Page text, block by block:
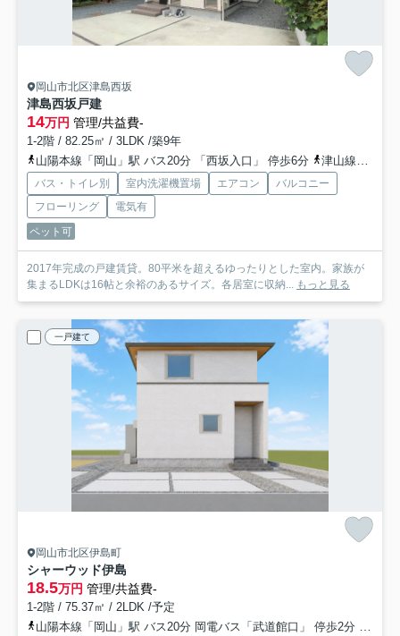
岡山市北区津島西坂
津島西坂戸建
14万円 管理/共益費-
1-2階 / 82.25㎡ / 3LDK /築9年
山陽本線「岡山」駅 バス20分 「西坂入口」 停歩6分
津山線「法界院」駅 徒歩28分
バス・トイレ別 室内洗濯機置場 エアコン
バルコニー
フローリング
電気有
ペット可
2017年完成の戸建賃貸。80平米を超えるゆったりとした室内。家族が
集まるLDKは16帖と余裕のあるサイズ。各居室に収納... もっと見る
一戸建て
岡山市北区伊島町
シャーウッド伊島
18.5万円 管理/共益費-
1-2階 / 75.37㎡ / 2LDK /予定
山陽本線「岡山」駅 バス20分 岡電バス「武道館口」 停歩2分
津山